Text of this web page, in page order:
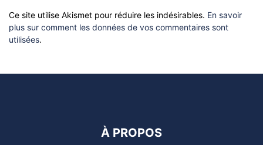
Ce site utilise Akismet pour réduire les indésirables. En savoir
plus sur comment les données de vos commentaires sont
utilisées.
À PROPOS